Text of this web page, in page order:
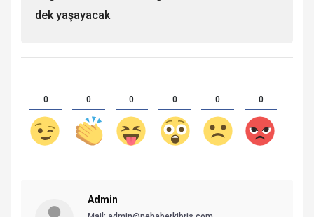
dek yaşayacak
0 0 0 0 0 0
Admin